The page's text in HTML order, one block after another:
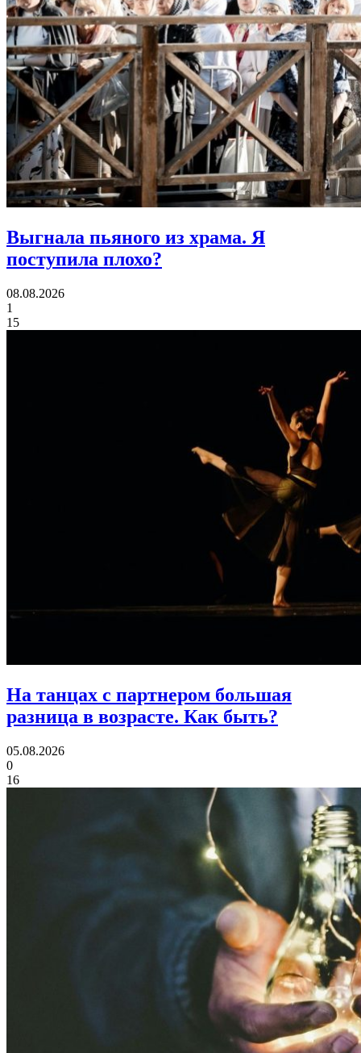
Выгнала пьяного из храма. Я
поступила плохо?
08.08.2026
1
15
На танцах с партнером большая
разница в возрасте. Как быть?
05.08.2026
0
16